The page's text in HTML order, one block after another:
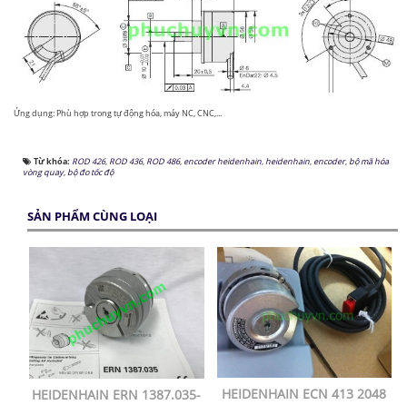
Ứng dụng: Phù hợp trong tự động hóa, máy NC, CNC,...
Từ khóa: ROD 426, ROD 436, ROD 486, encoder heidenhain,heidenhain, encoder,bộ mã hóa
vòng quay,bộ đo tốc độ
SẢN PHẨM CÙNG LOẠI
HEIDENHAIN ERN 1387.035-
HEIDENHAIN ECN 413 2048